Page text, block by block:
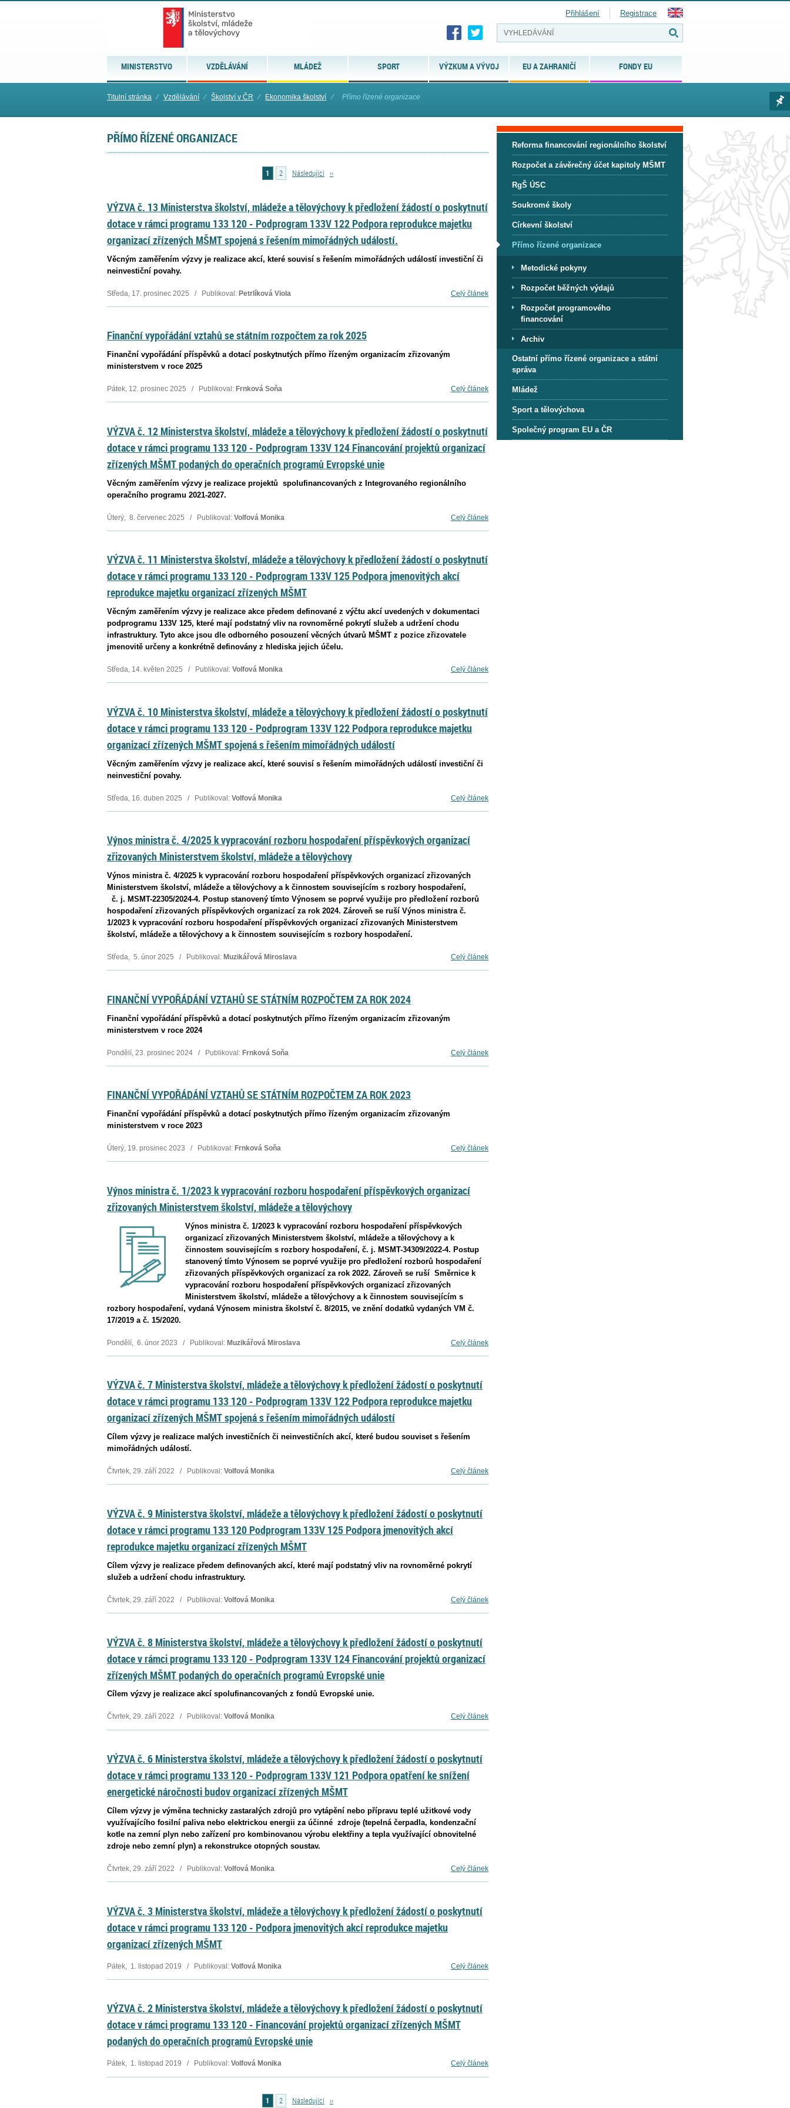
MINISTERSTVO VZDĚLÁVÁNÍ MLÁDEŽ SPORT VÝZKUM A VÝVOJ EU A ZAHRANIČÍ FONDY EU
Přihlášení Registrace
Titulní stránka ⁄ Vzdělávání ⁄ Školství v ČR ⁄ Ekonomika školství ⁄ Přímo řízené organizace
PŘÍMO ŘÍZENÉ ORGANIZACE
1 2 Následující ››
VÝZVA č. 13 Ministerstva školství, mládeže a tělovýchovy k předložení žádostí o poskytnutí
dotace v rámci programu 133 120 - Podprogram 133V 122 Podpora reprodukce majetku
organizací zřízených MŠMT spojená s řešením mimořádných událostí.
Věcným zaměřením výzvy je realizace akcí, které souvisí s řešením mimořádných událostí investiční či
neinvestiční povahy.
Celý článek
Středa, 17. prosinec 2025 / Publikoval: Petrlíková Viola
Finanční vypořádání vztahů se státním rozpočtem za rok 2025
Finanční vypořádání příspěvků a dotací poskytnutých přímo řízeným organizacím zřizovaným
ministerstvem v roce 2025
Celý článek
Pátek, 12. prosinec 2025 / Publikoval: Frnková Soňa
VÝZVA č. 12 Ministerstva školství, mládeže a tělovýchovy k předložení žádostí o poskytnutí
dotace v rámci programu 133 120 - Podprogram 133V 124 Financování projektů organizací
zřízených MŠMT podaných do operačních programů Evropské unie
Věcným zaměřením výzvy je realizace projektů spolufinancovaných z Integrovaného regionálního
operačního programu 2021-2027.
Celý článek
Úterý, 8. červenec 2025 / Publikoval: Volfová Monika
VÝZVA č. 11 Ministerstva školství, mládeže a tělovýchovy k předložení žádostí o poskytnutí
dotace v rámci programu 133 120 - Podprogram 133V 125 Podpora jmenovitých akcí
reprodukce majetku organizací zřízených MŠMT
Věcným zaměřením výzvy je realizace akce předem definované z výčtu akcí uvedených v dokumentaci
podprogramu 133V 125, které mají podstatný vliv na rovnoměrné pokrytí služeb a udržení chodu
infrastruktury. Tyto akce jsou dle odborného posouzení věcných útvarů MŠMT z pozice zřizovatele
jmenovitě určeny a konkrétně definovány z hlediska jejich účelu.
Celý článek
Středa, 14. květen 2025 / Publikoval: Volfová Monika
VÝZVA č. 10 Ministerstva školství, mládeže a tělovýchovy k předložení žádostí o poskytnutí
dotace v rámci programu 133 120 - Podprogram 133V 122 Podpora reprodukce majetku
organizací zřízených MŠMT spojená s řešením mimořádných událostí
Věcným zaměřením výzvy je realizace akcí, které souvisí s řešením mimořádných událostí investiční či
neinvestiční povahy.
Celý článek
Středa, 16. duben 2025 / Publikoval: Volfová Monika
Výnos ministra č. 4/2025 k vypracování rozboru hospodaření příspěvkových organizací
zřizovaných Ministerstvem školství, mládeže a tělovýchovy
Výnos ministra č. 4/2025 k vypracování rozboru hospodaření příspěvkových organizací zřizovaných
Ministerstvem školství, mládeže a tělovýchovy a k činnostem souvisejícím s rozbory hospodaření,
č. j. MSMT-22305/2024-4. Postup stanovený tímto Výnosem se poprvé využije pro předložení rozborů
hospodaření zřizovaných příspěvkových organizací za rok 2024. Zároveň se ruší Výnos ministra č.
1/2023 k vypracování rozboru hospodaření příspěvkových organizací zřizovaných Ministerstvem
školství, mládeže a tělovýchovy a k činnostem souvisejícím s rozbory hospodaření.
Celý článek
Středa, 5. únor 2025 / Publikoval: Muzikářová Miroslava
FINANČNÍ VYPOŘÁDÁNÍ VZTAHŮ SE STÁTNÍM ROZPOČTEM ZA ROK 2024
Finanční vypořádání příspěvků a dotací poskytnutých přímo řízeným organizacím zřizovaným
ministerstvem v roce 2024
Celý článek
Pondělí, 23. prosinec 2024 / Publikoval: Frnková Soňa
FINANČNÍ VYPOŘÁDÁNÍ VZTAHŮ SE STÁTNÍM ROZPOČTEM ZA ROK 2023
Finanční vypořádání příspěvků a dotací poskytnutých přímo řízeným organizacím zřizovaným
ministerstvem v roce 2023
Celý článek
Úterý, 19. prosinec 2023 / Publikoval: Frnková Soňa
Výnos ministra č. 1/2023 k vypracování rozboru hospodaření příspěvkových organizací
zřizovaných Ministerstvem školství, mládeže a tělovýchovy
Výnos ministra č. 1/2023 k vypracování rozboru hospodaření příspěvkových
organizací zřizovaných Ministerstvem školství, mládeže a tělovýchovy a k
činnostem souvisejícím s rozbory hospodaření, č. j. MSMT-34309/2022-4. Postup
stanovený tímto Výnosem se poprvé využije pro předložení rozborů hospodaření
zřizovaných příspěvkových organizací za rok 2022. Zároveň se ruší Směrnice k
vypracování rozboru hospodaření příspěvkových organizací zřizovaných
Ministerstvem školství, mládeže a tělovýchovy a k činnostem souvisejícím s
rozbory hospodaření, vydaná Výnosem ministra školství č. 8/2015, ve znění dodatků vydaných VM č.
17/2019 a č. 15/2020.
Celý článek
Pondělí, 6. únor 2023 / Publikoval: Muzikářová Miroslava
VÝZVA č. 7 Ministerstva školství, mládeže a tělovýchovy k předložení žádostí o poskytnutí
dotace v rámci programu 133 120 - Podprogram 133V 122 Podpora reprodukce majetku
organizací zřízených MŠMT spojená s řešením mimořádných událostí
Cílem výzvy je realizace malých investičních či neinvestičních akcí, které budou souviset s řešením
mimořádných událostí.
Celý článek
Čtvrtek, 29. září 2022 / Publikoval: Volfová Monika
VÝZVA č. 9 Ministerstva školství, mládeže a tělovýchovy k předložení žádostí o poskytnutí
dotace v rámci programu 133 120 Podprogram 133V 125 Podpora jmenovitých akcí
reprodukce majetku organizací zřízených MŠMT
Cílem výzvy je realizace předem definovaných akcí, které mají podstatný vliv na rovnoměrné pokrytí
služeb a udržení chodu infrastruktury.
Celý článek
Čtvrtek, 29. září 2022 / Publikoval: Volfová Monika
VÝZVA č. 8 Ministerstva školství, mládeže a tělovýchovy k předložení žádostí o poskytnutí
dotace v rámci programu 133 120 - Podprogram 133V 124 Financování projektů organizací
zřízených MŠMT podaných do operačních programů Evropské unie
Cílem výzvy je realizace akcí spolufinancovaných z fondů Evropské unie.
Celý článek
Čtvrtek, 29. září 2022 / Publikoval: Volfová Monika
VÝZVA č. 6 Ministerstva školství, mládeže a tělovýchovy k předložení žádostí o poskytnutí
dotace v rámci programu 133 120 - Podprogram 133V 121 Podpora opatření ke snížení
energetické náročnosti budov organizací zřízených MŠMT
Cílem výzvy je výměna technicky zastaralých zdrojů pro vytápění nebo přípravu teplé užitkové vody
využívajícího fosilní paliva nebo elektrickou energii za účinné zdroje (tepelná čerpadla, kondenzační
kotle na zemní plyn nebo zařízení pro kombinovanou výrobu elektřiny a tepla využívající obnovitelné
zdroje nebo zemní plyn) a rekonstrukce otopných soustav.
Celý článek
Čtvrtek, 29. září 2022 / Publikoval: Volfová Monika
VÝZVA č. 3 Ministerstva školství, mládeže a tělovýchovy k předložení žádostí o poskytnutí
dotace v rámci programu 133 120 - Podpora jmenovitých akcí reprodukce majetku
organizací zřízených MŠMT
Celý článek
Pátek, 1. listopad 2019 / Publikoval: Volfová Monika
VÝZVA č. 2 Ministerstva školství, mládeže a tělovýchovy k předložení žádostí o poskytnutí
dotace v rámci programu 133 120 - Financování projektů organizací zřízených MŠMT
podaných do operačních programů Evropské unie
Celý článek
Pátek, 1. listopad 2019 / Publikoval: Volfová Monika
1 2 Následující ››
Reforma financování regionálního školství
Rozpočet a závěrečný účet kapitoly MŠMT
RgŠ ÚSC
Soukromé školy
Církevní školství
Přímo řízené organizace
Metodické pokyny
Rozpočet běžných výdajů
Rozpočet programového
financování
Archiv
Ostatní přímo řízené organizace a státní
správa
Mládež
Sport a tělovýchova
Společný program EU a ČR